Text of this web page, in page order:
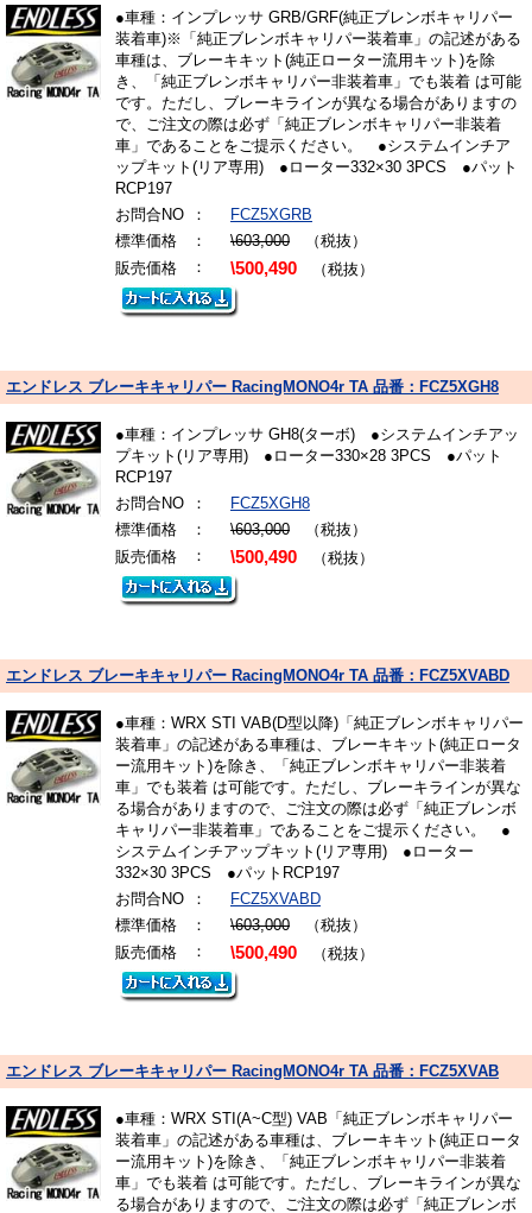
●車種：インプレッサ GRB/GRF(純正ブレンボキャリパー
装着車)※「純正ブレンボキャリパー装着車」の記述がある
車種は、ブレーキキット(純正ローター流用キット)を除
き、「純正ブレンボキャリパー非装着車」でも装着 は可能
です。ただし、ブレーキラインが異なる場合がありますの
で、ご注文の際は必ず「純正ブレンボキャリパー非装着
車」であることをご提示ください。 ●システムインチア
ップキット(リア専用) ●ローター332×30 3PCS ●パット
RCP197
お問合NO
：
FCZ5XGRB
標準価格
： \603,000 （税抜）
販売価格
： \500,490 （税抜）
エンドレス ブレーキキャリパー RacingMONO4r TA 品番：FCZ5XGH8
●車種：インプレッサ GH8(ターボ) ●システムインチアッ
プキット(リア専用) ●ローター330×28 3PCS ●パット
RCP197
お問合NO
：
FCZ5XGH8
標準価格
： \603,000 （税抜）
販売価格
： \500,490 （税抜）
エンドレス ブレーキキャリパー RacingMONO4r TA 品番：FCZ5XVABD
●車種：WRX STI VAB(D型以降)「純正ブレンボキャリパー
装着車」の記述がある車種は、ブレーキキット(純正ロータ
ー流用キット)を除き、「純正ブレンボキャリパー非装着
車」でも装着 は可能です。ただし、ブレーキラインが異な
る場合がありますので、ご注文の際は必ず「純正ブレンボ
キャリパー非装着車」であることをご提示ください。 ●
システムインチアップキット(リア専用) ●ローター
332×30 3PCS ●パットRCP197
お問合NO
：
FCZ5XVABD
標準価格
： \603,000 （税抜）
販売価格
： \500,490 （税抜）
エンドレス ブレーキキャリパー RacingMONO4r TA 品番：FCZ5XVAB
●車種：WRX STI(A~C型) VAB「純正ブレンボキャリパー
装着車」の記述がある車種は、ブレーキキット(純正ロータ
ー流用キット)を除き、「純正ブレンボキャリパー非装着
車」でも装着 は可能です。ただし、ブレーキラインが異な
る場合がありますので、ご注文の際は必ず「純正ブレンボ